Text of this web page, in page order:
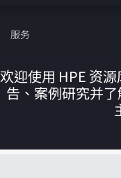
目
录服务
您的购
欢迎使用 HPE 资
告、案例研究并